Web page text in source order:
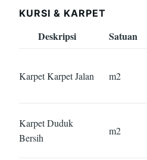
KURSI & KARPET
Deskripsi Satuan
Karpet Karpet Jalan m2
Karpet Duduk
Bersih
m2